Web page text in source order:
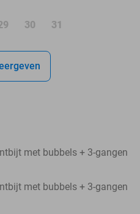
30 31
met bubbels + 3-gangen
met bubbels + 3-gangen